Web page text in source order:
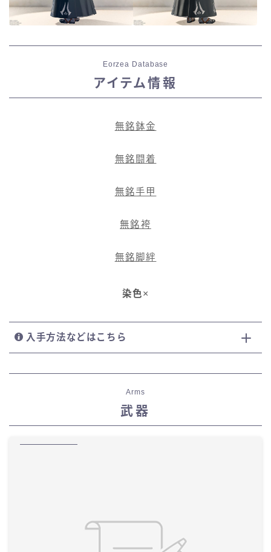
Eorzea Database
アイテム情報
無銘鉢金
無銘闘着
無銘手甲
無銘袴
無銘脚絆
染色×
入手方法などはこちら
Arms
武器